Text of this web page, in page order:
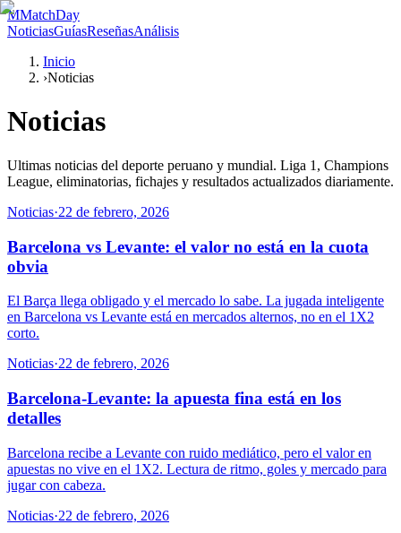
MMatchDay
NoticiasGuíasReseñasAnálisis
Inicio
›Noticias
Noticias
Ultimas noticias del deporte peruano y mundial. Liga 1, Champions
League, eliminatorias, fichajes y resultados actualizados diariamente.
Noticias·22 de febrero, 2026
Barcelona vs Levante: el valor no está en la cuota
obvia
El Barça llega obligado y el mercado lo sabe. La jugada inteligente
en Barcelona vs Levante está en mercados alternos, no en el 1X2
corto.
Noticias·22 de febrero, 2026
Barcelona-Levante: la apuesta fina está en los
detalles
Barcelona recibe a Levante con ruido mediático, pero el valor en
apuestas no vive en el 1X2. Lectura de ritmo, goles y mercado para
jugar con cabeza.
Noticias·22 de febrero, 2026